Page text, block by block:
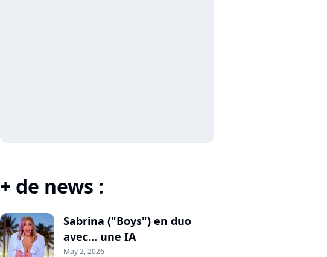
+ de news :
Sabrina ("Boys") en duo
avec... une IA
May 2, 2026